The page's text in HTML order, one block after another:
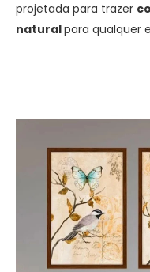
projetada para trazer
naturalpara qualquer